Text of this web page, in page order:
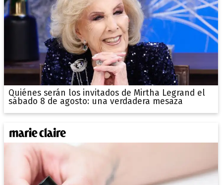
Quiénes serán los invitados de Mirtha Legrand el
sábado 8 de agosto: una verdadera mesaza